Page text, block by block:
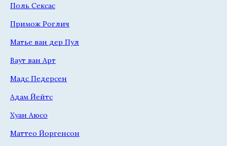
Поль Сексас
Примож Роглич
Матье ван дер Пул
Ваут ван Арт
Мадс Педерсен
Адам Йейтс
Хуан Аюсо
Маттео Йоргенсон